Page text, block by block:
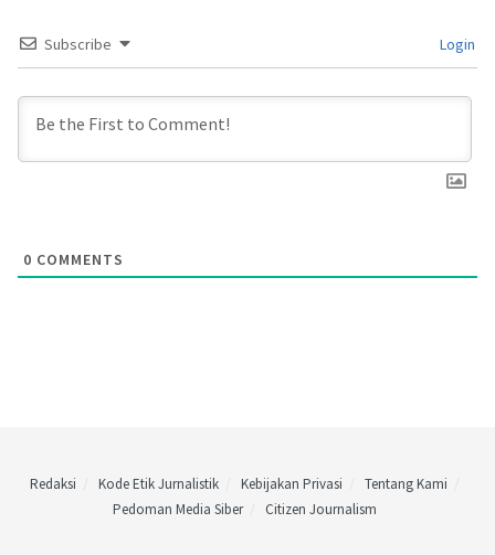
Subscribe Login
0 COMMENTS
Redaksi Kode Etik Jurnalistik Kebijakan Privasi
Tentang Kami
Pedoman Media Siber
Citizen Journalism